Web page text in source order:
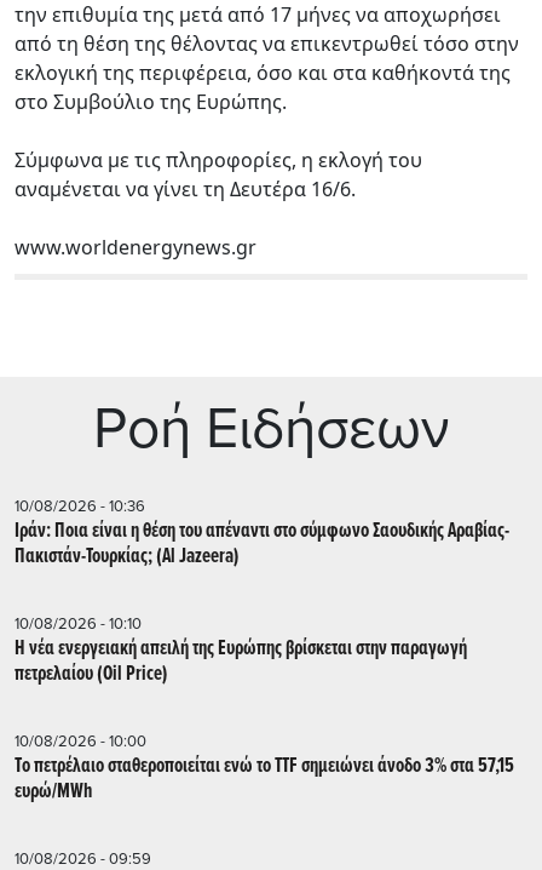
την επιθυμία της μετά από 17 μήνες να αποχωρήσει
από τη θέση της θέλοντας να επικεντρωθεί τόσο στην
εκλογική της περιφέρεια, όσο και στα καθήκοντά της
στο Συμβούλιο της Ευρώπης.
Σύμφωνα με τις πληροφορίες, η εκλογή του
αναμένεται να γίνει τη Δευτέρα 16/6.
www.worldenergynews.gr
Ρoή Ειδήσεων
10/08/2026 - 10:36
Ιράν: Ποια είναι η θέση του απέναντι στο σύμφωνο Σαουδικής Αραβίας-
Πακιστάν-Τουρκίας; (Al Jazeera)
10/08/2026 - 10:10
Η νέα ενεργειακή απειλή της Ευρώπης βρίσκεται στην παραγωγή
πετρελαίου (Oil Price)
10/08/2026 - 10:00
Tο πετρέλαιο σταθεροποιείται ενώ το TTF σημειώνει άνοδο 3% στα 57,15
ευρώ/MWh
10/08/2026 - 09:59